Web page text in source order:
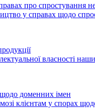
про спростування
у справах щодо
власності
доменних імен
клієнтам у спорах